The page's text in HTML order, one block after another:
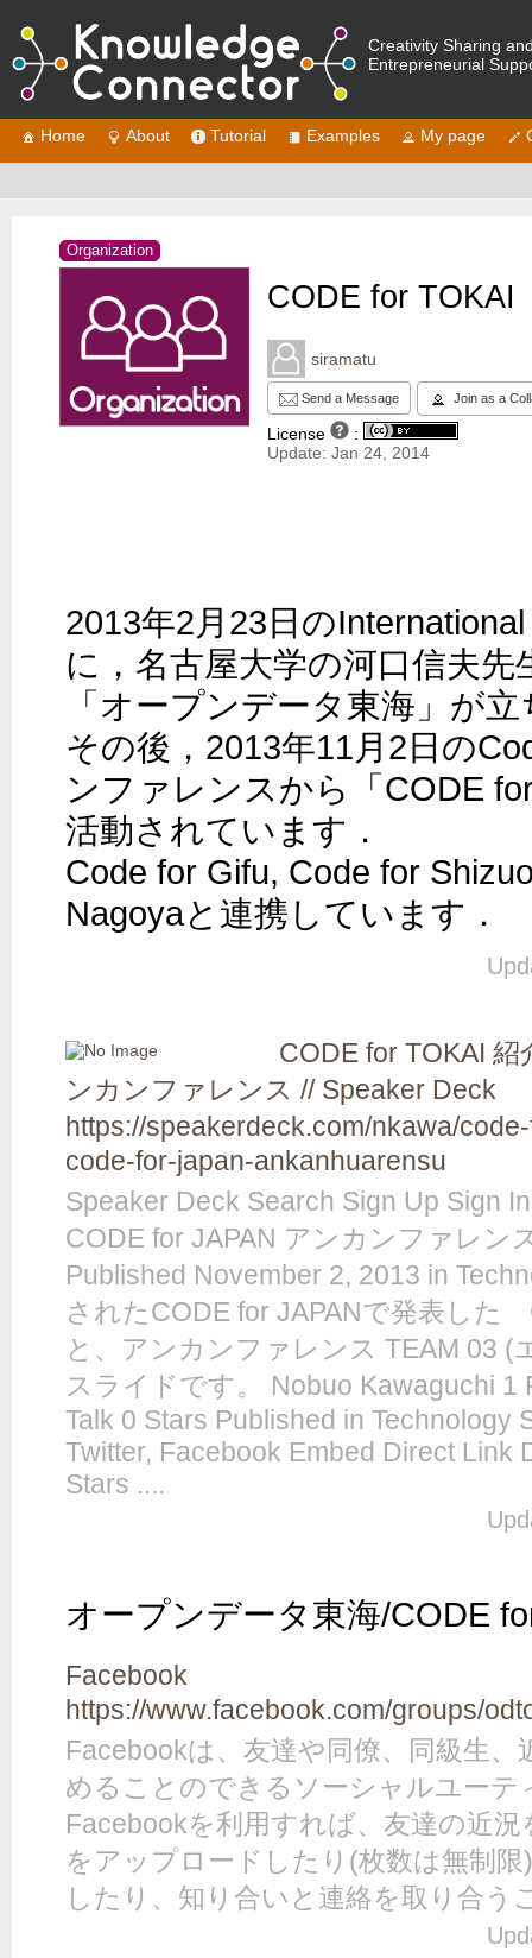
Creativity Sharing
Entrepreneurial
Home About Tutorial Examples My page
Organization
CODE for TOKAI
siramatu
Send a Message Join as a
License
:
Update: Jan 24, 2014
2013年2月23日の
に，名古屋大学の河口信夫
「オープンデータ東海」が
その後，2013年11月2日の
ンファレンスから「CODE
活動されています．
Code for Gifu, Code for
Nagoyaと連携しています．
CODE for TOKAI
ンカンファレンス // Speaker Deck
https://speakerdeck.com/nkawa/
code-for-japan-ankanhuarensu
Speaker Deck Search Sign Up Sign
CODE for JAPAN アンカンファレン
Published November 2, 2013 in
されたCODE for JAPANで発表した
と、アンカンファレンス TEAM 03 (
スライドです。 Nobuo Kawaguchi 1
Talk 0 Stars Published in Technology
Twitter, Facebook Embed Direct Link
Stars ....
オープンデータ東海/CODE
Facebook
https://www.facebook.com/groups/
Facebookは、友達や同僚、同級生
めることのできるソーシャルユーテ
Facebookを利用すれば、友達の近
をアップロードしたり(枚数は無制
したり、知り合いと連絡を取り合う